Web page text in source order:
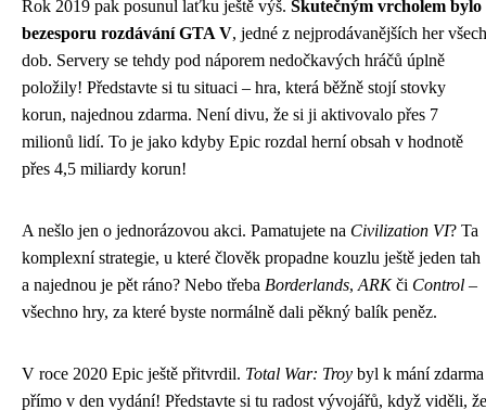
Rok 2019 pak posunul laťku ještě výš. Skutečným vrcholem bylo
bezesporu rozdávání GTA V, jedné z nejprodávanějších her všech
dob. Servery se tehdy pod náporem nedočkavých hráčů úplně
položily! Představte si tu situaci – hra, která běžně stojí stovky
korun, najednou zdarma. Není divu, že si ji aktivovalo přes 7
milionů lidí. To je jako kdyby Epic rozdal herní obsah v hodnotě
přes 4,5 miliardy korun!
A nešlo jen o jednorázovou akci. Pamatujete na Civilization VI? Ta
komplexní strategie, u které člověk propadne kouzlu ještě jeden tah
a najednou je pět ráno? Nebo třeba Borderlands, ARKči Control –
všechno hry, za které byste normálně dali pěkný balík peněz.
V roce 2020 Epic ještě přitvrdil. Total War: Troy byl k mání zdarma
přímo v den vydání! Představte si tu radost vývojářů, když viděli, že